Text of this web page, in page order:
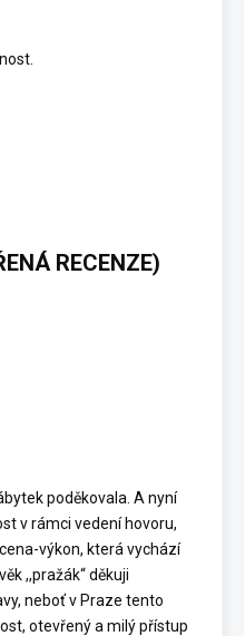
RECENZE)
poděkovala. A nyní
v rámci vedení hovoru,
výkon, která vychází
,,pražák“ děkuji
neboť v Praze tento
otevřený a milý přístup